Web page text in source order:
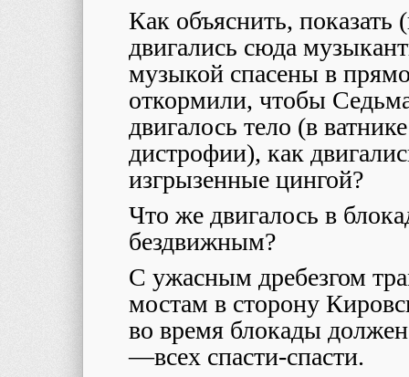
Как объяснить,
двигались сюда
музыкой спасены в
откормили, чтобы
двигалось тело (в
дистрофии), как
изгрызенные цингой?
Что же двигалось в
бездвижным?
С ужасным дребезгом
мостам в сторону
во время блокады
—всех спасти-спасти.